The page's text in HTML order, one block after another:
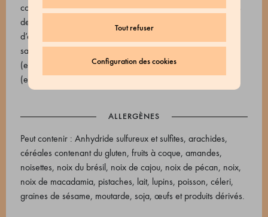
Tout refuser
Configuration des cookies
concentré de vanille, poudre de gousses de vanille, graines
de vanille épuisées, sucre de canne), huile essentielle
d’orange, huile essentielle de citron, eau, pectine (e440i,
saccharose, correcteurs d’acidité : citrate tripotassique
(e332ii), diphosphate tétrasodique (e450iii), acide citrique
(e330)), maltodextrines.
ALLERGÈNES
Peut contenir : Anhydride sulfureux et sulfites, arachides,
céréales contenant du gluten, fruits à coque, amandes,
noisettes, noix du brésil, noix de cajou, noix de pécan, noix,
noix de macadamia, pistaches, lait, lupins, poisson, céleri,
graines de sésame, moutarde, soja, œufs et produits dérivés.